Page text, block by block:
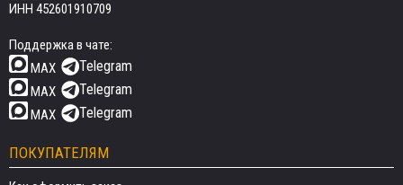
ИНН 452601910709
Поддержка в чате:
MAX
Telegram
MAX Telegram
MAX Telegram
ПОКУПАТЕЛЯМ